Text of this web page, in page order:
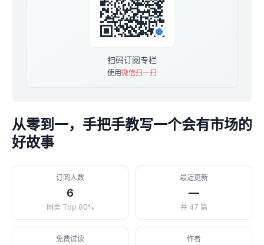
扫码订阅专栏
使用微信扫一扫
从零到一，手把手教写一个会有市场的
好故事
订阅人数
6
同类 Top 80%
最近更新
—
共 47 篇
免费试读 作者